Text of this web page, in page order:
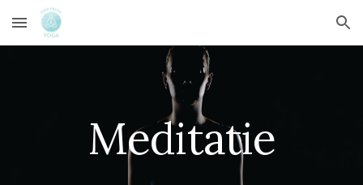
Skip to main content Skip to navigation
Meditatie